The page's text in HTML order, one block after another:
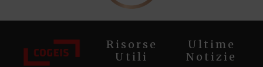
Risorse
Utili
Ultime
Notizie